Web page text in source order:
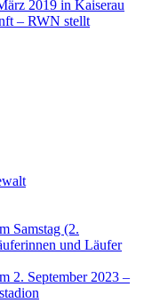
2019 in Kaiserau
– RWN stellt
Samstag (2.
und Läufer
2. September 2023 –